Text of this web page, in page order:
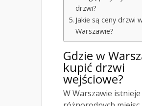
drzwi?
Jakie są ceny drzwi
Warszawie?
Gdzie w
kupić drzwi
wejściowe?
W Warszawie